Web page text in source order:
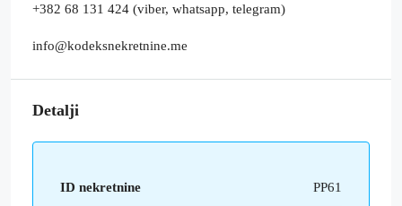
+382 68 131 424 (viber, whatsapp, telegram)
info@kodeksnekretnine.me
Detalji
ID nekretnine PP61